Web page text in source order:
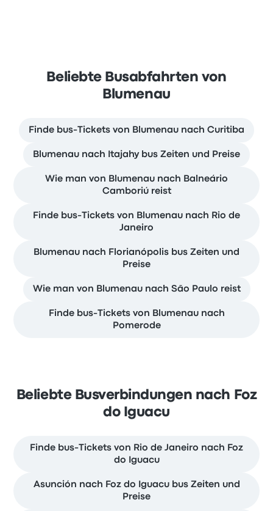
Beliebte Busabfahrten von
Blumenau
Finde bus-Tickets von Blumenau nach Curitiba
Blumenau nach Itajahy bus Zeiten und Preise
Wie man von Blumenau nach Balneário
Camboriú reist
Finde bus-Tickets von Blumenau nach Rio de
Janeiro
Blumenau nach Florianópolis bus Zeiten und
Preise
Wie man von Blumenau nach São Paulo reist
Finde bus-Tickets von Blumenau nach
Pomerode
Beliebte Busverbindungen nach Foz
do Iguacu
Finde bus-Tickets von Rio de Janeiro nach Foz
do Iguacu
Asunción nach Foz do Iguacu bus Zeiten und
Preise